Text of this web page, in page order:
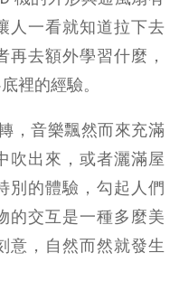
人一看就知道拉下去
去額外學習什麼，
裡的經驗。
，音樂飄然而來充滿
吹出來，或者灑滿屋
別的體驗，勾起人們
的交互是一種多麼美
意，自然而然就發生